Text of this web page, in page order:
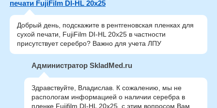
печати FujiFilm DI-HL 20x25
Добрый день, подскажите в рентгеновская пленках для
сухой печати, FujiFilm DI-HL 20x25 в частности
присутствует серебро? Важно для учета ЛПУ
Администратор SkladMed.ru
Здравствуйте, Владислав. К сожалению, мы не
распологам информацией о наличии серебра в
пленке Fujifilm DI-HL 20x25, с этим вопросом Вам